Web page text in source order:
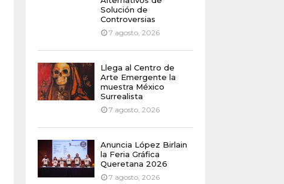
Solución de
Controversias
7 agosto, 2026
Llega al Centro de
Arte Emergente la
muestra México
Surrealista
7 agosto, 2026
Anuncia López Birlain
la Feria Gráfica
Queretana 2026
7 agosto, 2026